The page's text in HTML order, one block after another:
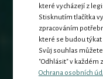
které vycházejí z
Stisknutím tlačítka
zpracováním
které se budou
Svůj souhlas
"Odhlásit" v každém
Ochrana osobních